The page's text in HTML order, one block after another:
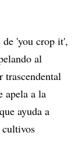
de 'you crop it',
al
trascendental
apela a la
ayuda a
cultivos